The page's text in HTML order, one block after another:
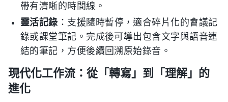
帶有清晰的時間線。
靈活記錄 ：支援隨時暫停，適合碎片化的會議記
錄或課堂筆記。完成後可導出包含文字與語音連
結的筆記，方便後續回溯原始錄音。
現代化工作流：從「轉寫」到「理解」的
進化